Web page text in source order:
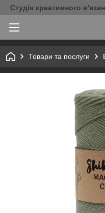
Студія креативного
Товари та послуги